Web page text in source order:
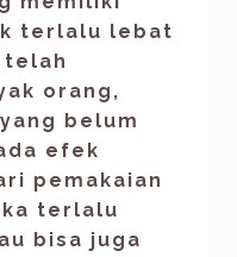
terlalu lebat
telah
orang,
belum
efek
pemakaian
terlalu
bisa juga